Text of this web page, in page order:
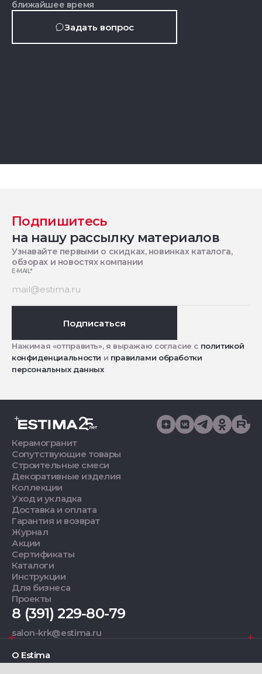
ближайшее время
Задать вопрос
Подпишитесь
на нашу рассылку материалов
Узнавайте первыми о скидках, новинках каталога,
обзорах и новостях компании
E-MAIL*
Подписаться
Нажимая «отправить», я выражаю согласие с политикой
конфиденциальности и правилами обработки
персональных данных
Керамогранит
Сопутствующие товары
Строительные смеси
Декоративные изделия
Коллекции
Уход и укладка
Доставка и оплата
Гарантия и возврат
Журнал
Акции
Сертификаты
Каталоги
Инструкции
Для бизнеса
Проекты
8 (391) 229-80-79
salon-krk@estima.ru
О Estima